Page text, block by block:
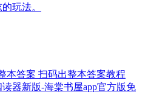
玩法。
本答案 扫码出整本答案教程
器新版-海棠书屋app官方版免